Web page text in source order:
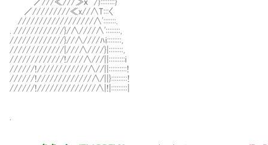
／/////////≪x//∧T:::〈
//////////////////∧':::::::.
. ////////////}/∧////∧'::::::::,
/////////////}//∧////ﾊi::::::::,
/////////////|///∧////}|::::::::,
/////////////!////∧///||:::::::::i
//////!////////////∧//||::::::::::!
//////!/////////////∧/||}:::::::::!
//////!//////////////∧|!|:::::::::|